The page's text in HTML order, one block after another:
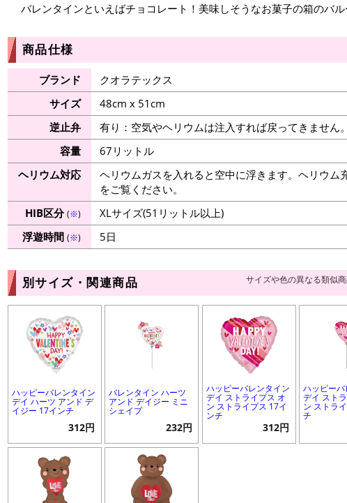
バレンタインといえばチョコレート！美味しそうなお菓子の箱のバル
商品仕様
ブランド
クオラテックス
サイズ
48cm x 51cm
逆止弁
有り：空気やヘリウムは注入すれば戻ってきません
容量
67リットル
ヘリウム対応
ヘリウムガスを入れると空中に浮きます。ヘリウム
をご覧ください。
HIB区分(※)
XLサイズ(51リットル以上)
浮遊時間 (※) 5日
別サイズ・関連商品 サイズや色の異なる類似
ハッピーバレンタイン
デイ ハーツ アンド デ
イジー 17インチ
312円
バレンタイン ハーツ
アンド デイジー ミニ
シェイプ
232円
ハッピーバレンタイン
デイ ストライプス オ
ン ストライプス 17イ
ンチ
312円
ハッピー
デイ スト
ン ストラ
チ